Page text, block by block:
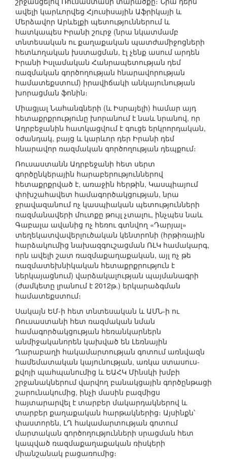
ավելի կարևորվեց Հյուսիսային Աֆրիկայի և
Մերձավոր Արևելքի պետություններում և
հատկապես Իրանի շուրջ (նրա նկատմամբ
տնտեսական ու քաղաքական պատժամիջոցների
հետևողական խստացման, էլ չենք ասում արդեն
Իրանի Իսլամական Հանրապետության դեմ
ռազմական գործողության հնարավորության
համատեքստում) իրավիճակի անկայունության
խորացման ֆոնին։
Միացյալ Նահանգների (և Իսրայելի) համար այդ
հետաքրքրությունը խորանում է նաև նրանով, որ
Ադրբեջանին հատկացվում է գուցե երկրորդական,
օժանդակ, բայց և կարևոր դեր Իրանի դեմ
հնարավոր ռազմական գործողության դեպքում։
Ռուսաստանն Ադրբեջանի հետ սերտ
գործընկերային հարաբերություններով
հետաքրքրված է, առաջին հերթին, Կասպիայում
փոխշահավետ համագործակցության, նրա
ջրավազանում ոչ կասպիական պետությունների
ռազմանավերի մուտքը թույլ չտալու, ինչպես նաև
Գաբալա ավանից ոչ հեռու գտնվող «Դարյալ»
տեղեկատվավերլուծական կենտրոնի (հրթիռային
հարձակումից նախազգուշացման ՌԼԿ համակարգ,
որն ավելի շատ ռազմաքաղաքական, այլ ոչ թե
ռազմատեխնիկական հետաքրքրություն է
ներկայացնում) վարձակալության պայմանագրի
(ժամկետը լրանում է 2012թ.) երկարաձգման
համատեքստում։
Սակայն ԵՄ-ի հետ տնտեսական և ԱՄՆ-ի ու
Ռուսաստանի հետ ռազմական նման
համագործակցության հեռանկարներն
անմիջականորեն կախված են Լեռնային
Ղարաբաղի հակամարտության գոտում առնվազն
համեմատական կայունության, առկա ստասուս-
քվոյի պահպանումից և ԵԱՀԿ Մինսկի խմբի
շրջանակներում վարվող բանակցային գործընթացի
շարունակումից, ինչի մասին բազմիցս
հայտարարվել է տարբեր մակարդակներով և
տարբեր քաղաքական հարթակներից։ Այսինքն՝
փաստորեն, ԼՂ հակամարտության գոտում
մարտական գործողությունների սրացման հետ
կապված ռազմաքաղաքական ռիսկերի
միանշանակ բացառումից։